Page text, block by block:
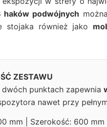
haków podwójnych
stojaka również jako
ZESTAWU
punktach zapewnia
nawet przy
mm | Szerokość: 600 mm